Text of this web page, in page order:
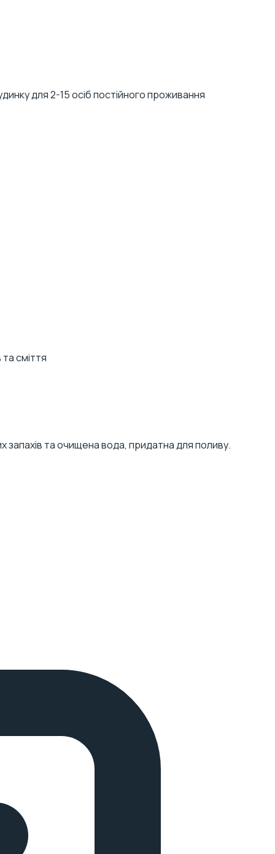
для 2-15 осіб постійного проживання
сміття
запахів та очищена вода, придатна для поливу.